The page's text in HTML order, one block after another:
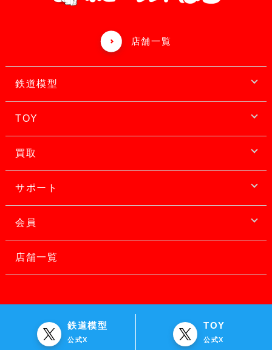
店舗一覧
鉄道模型
TOY
買取
サポート
会員
店舗一覧
鉄道模型
公式X
TOY
公式X